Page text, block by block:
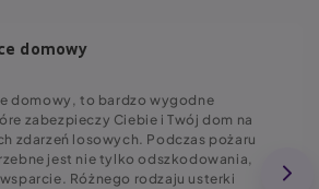
domowy
domowy, to bardzo wygodne
zabezpieczy Ciebie i Twój dom na
zdarzeń losowych. Podczas pożaru
jest nie tylko odszkodowania,
Różnego rodzaju usterki